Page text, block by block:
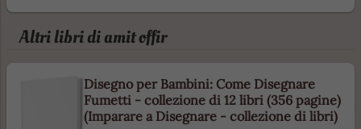
Altri libri di amit offir
Disegno per Bambini: Come Disegnare
Fumetti - collezione di 12 libri (356 pagine)
(Imparare a Disegnare - collezione di libri)